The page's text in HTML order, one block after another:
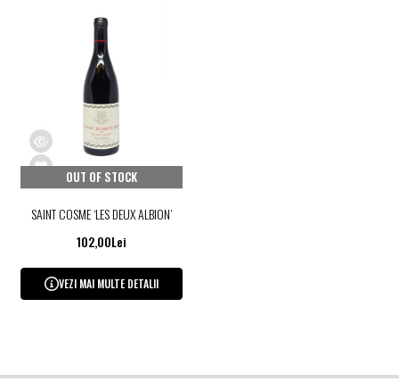
OUT OF STOCK
SAINT COSME ‘LES DEUX ALBION’
102,00Lei
VEZI MAI MULTE DETALII